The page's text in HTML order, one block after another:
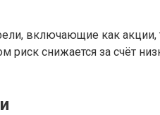
включающие как
риск снижается за счёт